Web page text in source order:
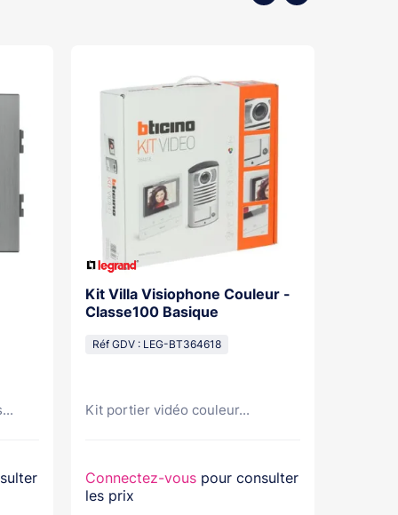
Kit Villa Visiophone Couleur -
Classe100 Basique
Réf GDV : LEG-BT364618
Kit portier vidéo couleur...
Connectez-vous pour consulter
les prix